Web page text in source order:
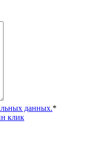
данных.*
клик